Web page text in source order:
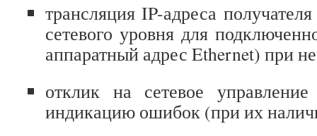
трансляция IP-адреса
сетевого уровня для
аппаратный адрес Ethernet) при
отклик на сетевое
индикацию ошибок (при их